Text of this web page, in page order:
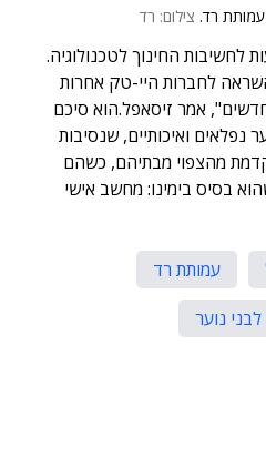
רד. צילום: רד
לחשיבות החינוך לטכנולוגיה.
לחברות היי-טק אחרות
אמר זיסאפל.הוא סיכם
נפלאים ואיכותיים, שנסיבות
מהצפוי מבתיהם, כשהם
בסיס בימינו: מחשב אישי
עמותת רד
נוער